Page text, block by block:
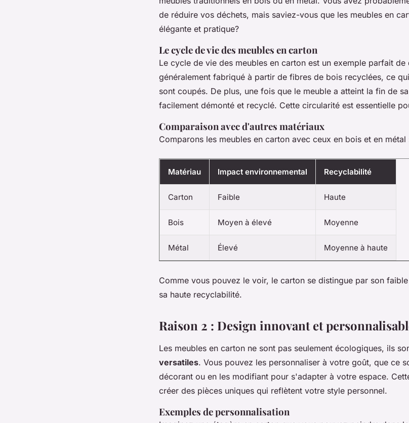
de réduire vos déchets, mais saviez-vous que les meubles en
élégante et pratique?
Le cycle de vie des meubles en carton
Le cycle de vie des meubles en carton est un exemple parfait
généralement fabriqué à partir de fibres de bois recyclées, ce
sont coupés. De plus, une fois que le meuble a atteint la fin de
facilement démonté et recyclé. Cette circularité est essentielle
Comparaison avec d'autres matériaux
Comparons les meubles en carton avec ceux en bois et en métal
Matériau Impact environnemental Recyclabilité
Carton Faible Haute
Bois Moyen à élevé Moyenne
Métal Élevé Moyenne à haute
Comme vous pouvez le voir, le carton se distingue par son
sa haute recyclabilité.
Raison 2 : Design innovant et
Les meubles en carton ne sont pas seulement écologiques, ils
versatiles. Vous pouvez les personnaliser à votre goût, que ce
décorant ou en les modifiant pour s'adapter à votre espace.
créer des pièces uniques qui reflètent votre style personnel.
Exemples de personnalisation